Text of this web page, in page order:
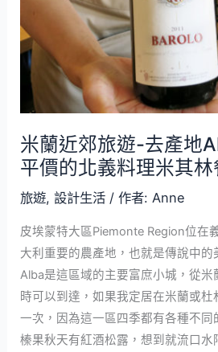
米蘭近郊旅遊-去產地
平價的北義料理米其
旅遊,設計生活 / 作者:Anne
皮埃蒙特大區Piemonte Region位在
大利重要的農產地，也就是傳說中的
Alba是這區域的主要富庶小城，從
時可以到達，如果我定居在米蘭或
一次，因為這一區四季都有各種不同
榛果秋天有紅酒松露，想到就流口水
產
地
Alba
地
又
價
的
北
義
料
理
米